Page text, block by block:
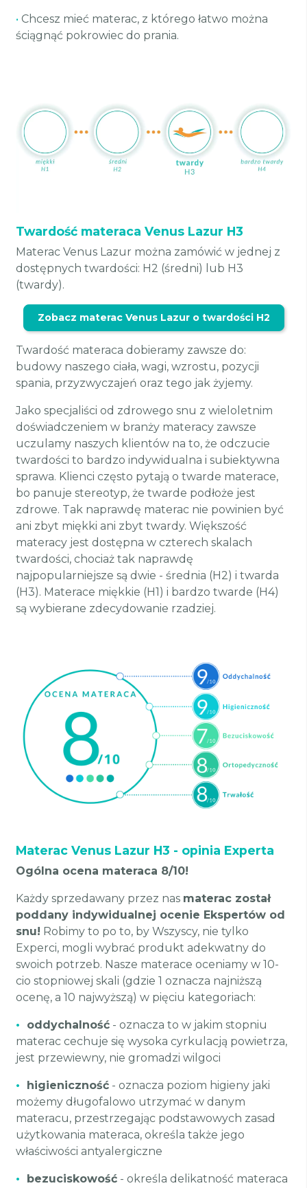
• Chcesz mieć materac, z którego łatwo można
ściągnąć pokrowiec do prania.
Twardość materaca Venus Lazur H3
Materac Venus Lazur można zamówić w jednej z
dostępnych twardości: H2 (średni) lub H3
(twardy).
Zobacz materac Venus Lazur o twardości H2
Twardość materaca dobieramy zawsze do:
budowy naszego ciała, wagi, wzrostu, pozycji
spania, przyzwyczajeń oraz tego jak żyjemy.
Jako specjaliści od zdrowego snu z wieloletnim
doświadczeniem w branży materacy zawsze
uczulamy naszych klientów na to, że odczucie
twardości to bardzo indywidualna i subiektywna
sprawa. Klienci często pytają o twarde materace,
bo panuje stereotyp, że twarde podłoże jest
zdrowe. Tak naprawdę materac nie powinien być
ani zbyt miękki ani zbyt twardy. Większość
materacy jest dostępna w czterech skalach
twardości, chociaż tak naprawdę
najpopularniejsze są dwie - średnia (H2) i twarda
(H3). Materace miękkie (H1) i bardzo twarde (H4)
są wybierane zdecydowanie rzadziej.
Materac Venus Lazur H3 - opinia Experta
Ogólna ocena materaca 8/10!
Każdy sprzedawany przez nas materac został
poddany indywidualnej ocenie Ekspertów od
snu! Robimy to po to, by Wszyscy, nie tylko
Experci, mogli wybrać produkt adekwatny do
swoich potrzeb. Nasze materace oceniamy w 10-
cio stopniowej skali (gdzie 1 oznacza najniższą
ocenę, a 10 najwyższą) w pięciu kategoriach:
• oddychalność - oznacza to w jakim stopniu
materac cechuje się wysoka cyrkulacją powietrza,
jest przewiewny, nie gromadzi wilgoci
• higieniczność - oznacza poziom higieny jaki
możemy długofalowo utrzymać w danym
materacu, przestrzegając podstawowych zasad
użytkowania materaca, określa także jego
właściwości antyalergiczne
• bezuciskowość - określa delikatność materaca